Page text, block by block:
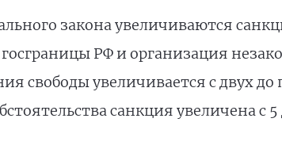
закона увеличиваются
РФ и организация
свободы увеличивается с двух до
санкция увеличена с 5